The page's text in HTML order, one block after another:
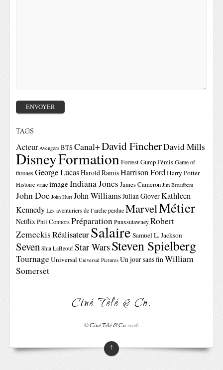
TAGS
Acteur Avengers BTSCanal+David FincherDavid Mills
DisneyFormationForrest GumpFémis Game of
thrones George LucasHarold RamisHarrison FordHarry Potter
Histoire vraie imageIndiana Jones James Cameron Jim Broadbent
John Doe John Hurt John WilliamsJulian GloverKathleen
Kennedy Les aventuriers de l’arche perdue MarvelMétier
NetflixPhil ConnorsPréparation Punxsutawney Robert
ZemeckisRéalisateurSalaire Samuel L. Jackson
Seven Shia LaBeouf Star WarsSteven Spielberg
TournageUniversal Universal Pictures Un jour sans finWilliam
Somerset
Ciné Télé & Co.
©Ciné Télé & Co.2026
↑